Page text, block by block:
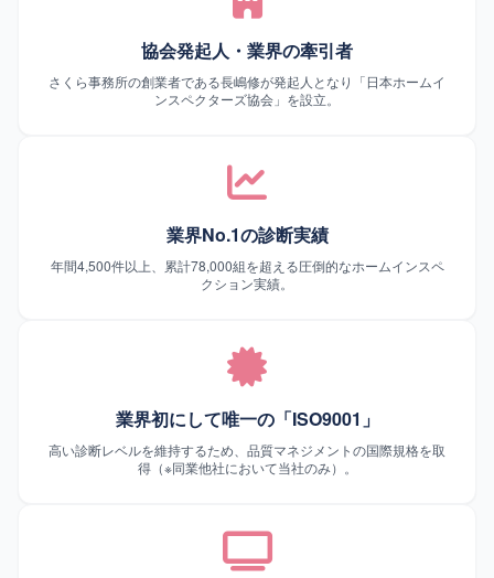
協会発起人・業界の牽引者
さくら事務所の創業者である長嶋修が発起人となり「日本ホームイ
ンスペクターズ協会」を設立。
業界No.1の診断実績
年間4,500件以上、累計78,000組を超える圧倒的なホームインスペ
クション実績。
業界初にして唯一の「ISO9001」
高い診断レベルを維持するため、品質マネジメントの国際規格を取
得（※同業他社において当社のみ）。